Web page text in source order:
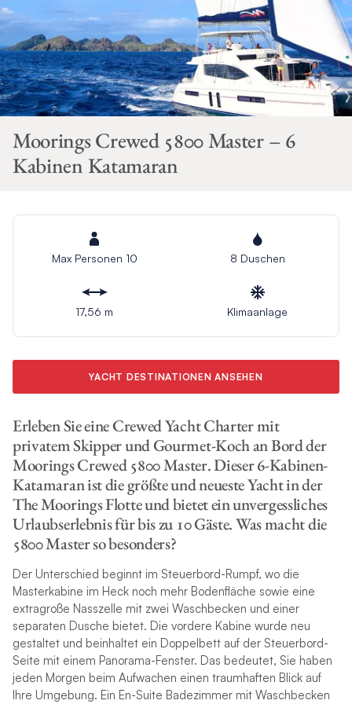
Moorings Crewed 5800 Master – 6
Kabinen Katamaran
Max Personen 10 8 Duschen
17,56 m Klimaanlage
YACHT DESTINATIONEN ANSEHEN
Erleben Sie eine Crewed Yacht Charter mit
privatem Skipper und Gourmet-Koch an Bord der
Moorings Crewed 5800 Master. Dieser 6-Kabinen-
Katamaran ist die größte und neueste Yacht in der
The Moorings Flotte und bietet ein unvergessliches
Urlaubserlebnis für bis zu 10 Gäste. Was macht die
5800 Master so besonders?
Der Unterschied beginnt im Steuerbord-Rumpf, wo die
Masterkabine im Heck noch mehr Bodenfläche sowie eine
extragroße Nasszelle mit zwei Waschbecken und einer
separaten Dusche bietet. Die vordere Kabine wurde neu
gestaltet und beinhaltet ein Doppelbett auf der Steuerbord-
Seite mit einem Panorama-Fenster. Das bedeutet, Sie haben
jeden Morgen beim Aufwachen einen traumhaften Blick auf
Ihre Umgebung. Ein En-Suite Badezimmer mit Waschbecken